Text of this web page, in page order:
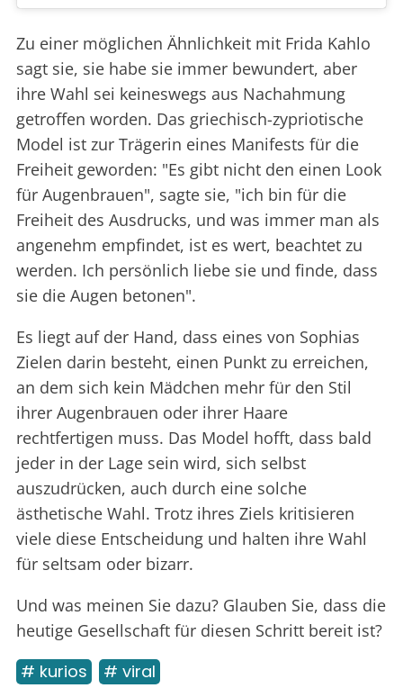
Zu einer möglichen Ähnlichkeit mit Frida Kahlo
sagt sie, sie habe sie immer bewundert, aber
ihre Wahl sei keineswegs aus Nachahmung
getroffen worden. Das griechisch-zypriotische
Model ist zur Trägerin eines Manifests für die
Freiheit geworden: "Es gibt nicht den einen Look
für Augenbrauen", sagte sie, "ich bin für die
Freiheit des Ausdrucks, und was immer man als
angenehm empfindet, ist es wert, beachtet zu
werden. Ich persönlich liebe sie und finde, dass
sie die Augen betonen".
Es liegt auf der Hand, dass eines von Sophias
Zielen darin besteht, einen Punkt zu erreichen,
an dem sich kein Mädchen mehr für den Stil
ihrer Augenbrauen oder ihrer Haare
rechtfertigen muss. Das Model hofft, dass bald
jeder in der Lage sein wird, sich selbst
auszudrücken, auch durch eine solche
ästhetische Wahl. Trotz ihres Ziels kritisieren
viele diese Entscheidung und halten ihre Wahl
für seltsam oder bizarr.
Und was meinen Sie dazu? Glauben Sie, dass die
heutige Gesellschaft für diesen Schritt bereit ist?
# kurios # viral